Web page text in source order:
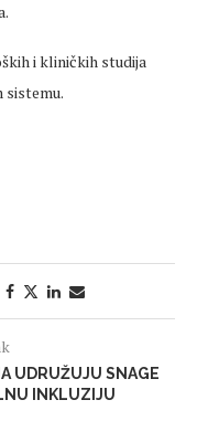
i kliničkih studija
sistemu.
UDRUŽUJU SNAGE
INKLUZIJU